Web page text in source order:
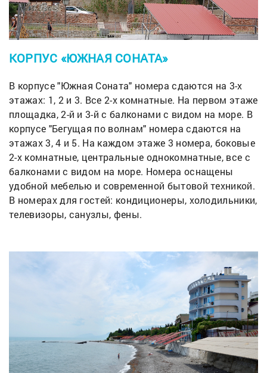
КОРПУС «ЮЖНАЯ СОНАТА»
В корпусе "Южная Соната" номера сдаются на 3-х
этажах: 1, 2 и 3. Все 2-х комнатные. На первом этаже
площадка, 2-й и 3-й с балконами с видом на море. В
корпусе "Бегущая по волнам" номера сдаются на
этажах 3, 4 и 5. На каждом этаже 3 номера, боковые
2-х комнатные, центральные однокомнатные, все с
балконами с видом на море. Номера оснащены
удобной мебелью и современной бытовой техникой.
В номерах для гостей: кондиционеры, холодильники,
телевизоры, санузлы, фены.